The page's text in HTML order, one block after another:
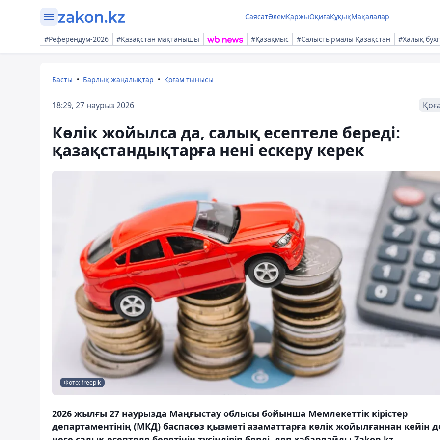
СаясатӘлемҚаржыОқиғаҚұқықМақалалар
#Референдум-2026 #Қазақстан мақтанышы #Қазақмыс #Салыстырмалы Қазақстан #Халық
Басты Барлық жаңалықтар Қоғам тынысы
18:29, 27 наурыз 2026
Көлік жойылса да, салық есептеле береді:
қазақстандықтарға нені ескеру керек
Фото: freepik
2026 жылғы 27 наурызда Маңғыстау облысы бойынша Мемлекеттік кірістер
департаментінің (МКД) баспасөз қызметі азаматтарға көлік жойылғаннан кейін